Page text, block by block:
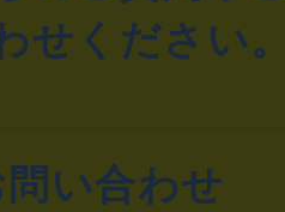
せください
い合わせ